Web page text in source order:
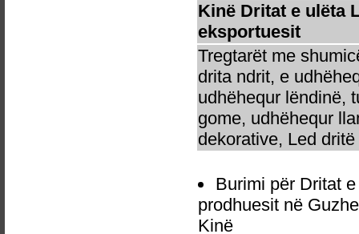
Kinë Dritat e ulëta
eksportuesit
Tregtarët me
drita ndrit, e
udhëhequr lëndinë,
gome, udhëhequr
dekorative, Led
Burimi për Dritat
prodhuesit në
Kinë